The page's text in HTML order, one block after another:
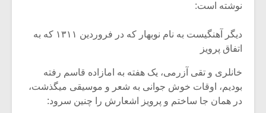
نوشته است:
دیگر آهنگی‏ست به نام نوبهار که در فروردین ۱۳۱۱ که به
اتفاق پرویز
خانلری و تقی آزرمی، یک هفته به امازاده قاسم رفته
بودیم، اوقات خوش‏ جوانی به شعر و موسیقی می‏گذشت،
در همان جا ساختم و پرویز اشعارش‏ را چنین سرود: